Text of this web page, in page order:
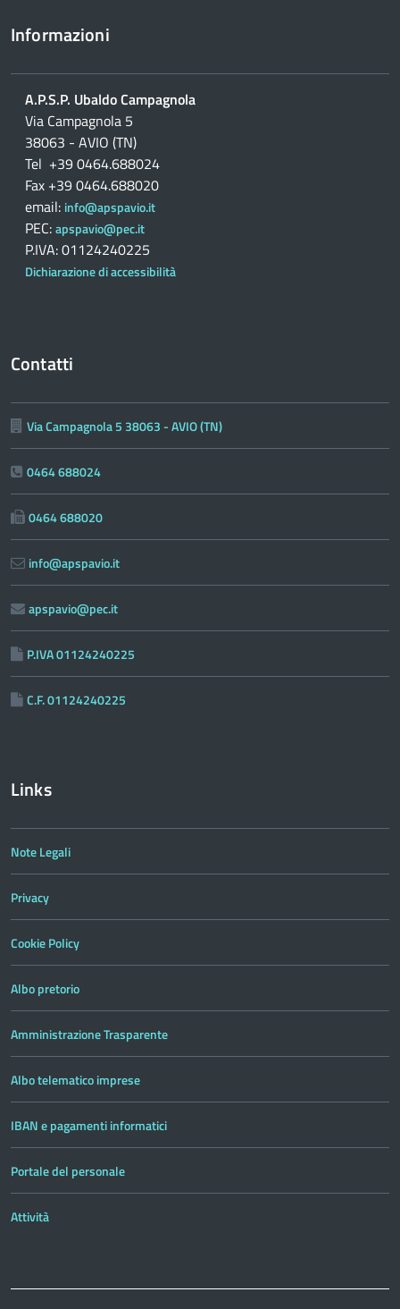
Informazioni
A.P.S.P. Ubaldo Campagnola
Via Campagnola 5
38063 - AVIO (TN)
Tel +39 0464.688024
Fax +39 0464.688020
email: info@apspavio.it
PEC:apspavio@pec.it
P.IVA: 01124240225
Dichiarazione di accessibilità
Contatti
Via Campagnola 5 38063 - AVIO (TN)
0464 688024
0464 688020
info@apspavio.it
apspavio@pec.it
P.IVA 01124240225
C.F. 01124240225
Links
Note Legali
Privacy
Cookie Policy
Albo pretorio
Amministrazione Trasparente
Albo telematico imprese
IBAN e pagamenti informatici
Portale del personale
Attività